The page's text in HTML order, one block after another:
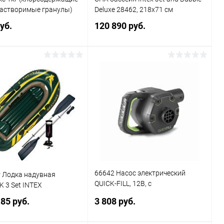
гранулы)
Подписаться
в 1 клик Сравнение
Недоступно
Deluxe 28462, 218х71 см
120 890 руб.
Купить в 1 клик Сравнение
В избранное Недоступно
Лодка надувная
3 Set INTEX
руб.
66642 Насос электрический
QUICK-FILL, 12B, с
комплекте
3 808 руб.